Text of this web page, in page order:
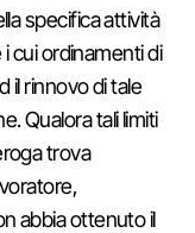
specifica attività
cui ordinamenti di
il rinnovo di tale
Qualora tali limiti
trova
abbia ottenuto il